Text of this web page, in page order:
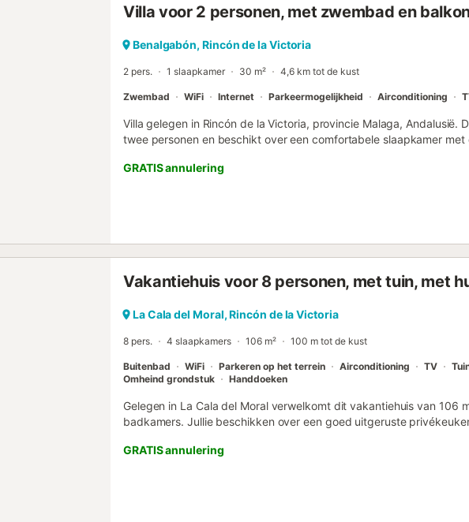
afstand. Parkeerplaatsen zijn beschikbaar op het terrein. Door de
Villa voor 2 personen, met zwembad en
Benalgabón, Rincón de la Victoria
2 pers. 1 slaapkamer 30 m² 4,6 km tot de kust
Zwembad WiFi Internet Parkeermogelijkheid Airconditioning
Villa gelegen in Rincón de la Victoria, provincie Malaga, Andalusië.
twee personen en beschikt over een comfortabele slaapkamer
woonkamer en een open keuken. Op hetzelfde perceel vindt je een
eetkamer-woonkamer, uitgerust met een kombuis hoek en brede
op de omliggende vallei. Omdat het twee onafhankelijke
voor gezinnen met kinderen. De slaapkamer is voorzien van airco.
fantastisch privézwembad omgeven door een houten vloeren,
terwijl je geniet van een heerlijke barbecue. De toegang tot de villa
GRATIS annulering
Vakantiehuis voor 8 personen, met tuin, met
La Cala del Moral, Rincón de la Victoria
8 pers. 4 slaapkamers 106 m² 100 m tot de kust
Buitenbad WiFi Parkeren op het terrein Airconditioning TV
Omheind grondstuk
Handdoeken
Gelegen in La Cala del Moral verwelkomt dit vakantiehuis van 106
badkamers. Jullie beschikken over een goed uitgeruste
buiten in jullie privétuin en ontspan op zowel overdekte als open
jullie eigen barbecue. Het gedeelde buitenzwembad is het hele
gemakkelijk bereikbaar in de buurt. Huisdieren zijn welkom tijdens
GRATIS annulering